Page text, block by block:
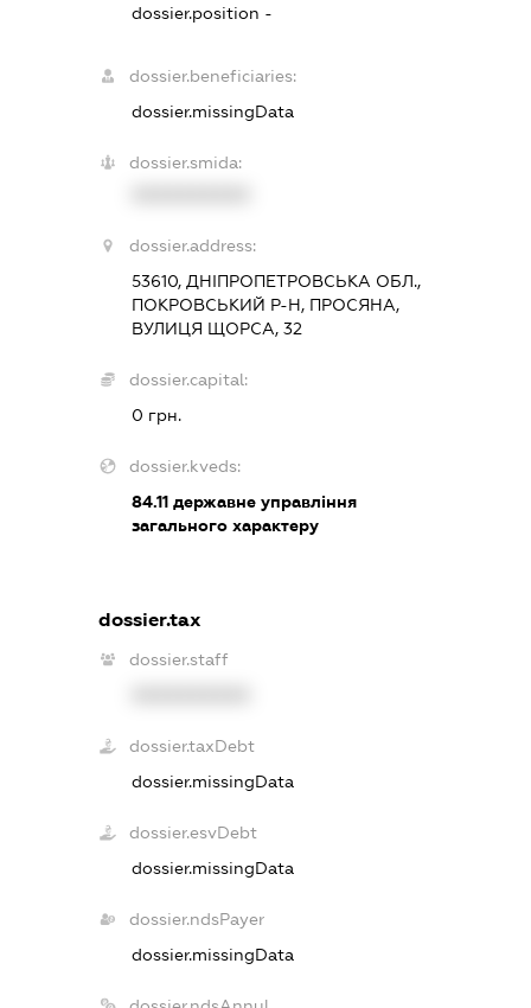
dossier.position -
dossier.beneficiaries:
dossier.missingData
dossier.smida:
dossier.address:
53610, ДНІПРОПЕТРОВСЬКА ОБЛ.,
ПОКРОВСЬКИЙ Р-Н, ПРОСЯНА,
ВУЛИЦЯ ЩОРСА, 32
dossier.capital:
0 грн.
dossier.kveds:
84.11 державне управління
загального характеру
dossier.tax
dossier.staff
dossier.taxDebt
dossier.missingData
dossier.esvDebt
dossier.missingData
dossier.ndsPayer
dossier.missingData